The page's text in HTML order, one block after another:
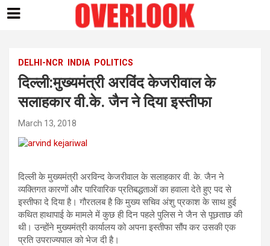
contentDELHI-NCR INDIA POLITICS
दिल्ली:मुख्यमंत्री अरविंद केजरीवाल के
सलाहकार वी.के. जैन ने दिया इस्तीफा
March 13, 2018
दिल्ली के मुख्यमंत्री अरविन्द केजरीवाल के सलाहकार वी. के. जैन ने
व्यक्तिगत कारणों और पारिवारिक प्रतिबद्धताओं का हवाला देते हुए पद से
इस्तीफा दे दिया है। गौरतलब है कि मुख्य सचिव अंशु प्रकाश के साथ हुई
कथित हाथापाई के मामले में कुछ ही दिन पहले पुलिस ने जैन से पूछताछ की
थी। उन्होंने मुख्यमंत्री कार्यालय को अपना इस्तीफा सौंप कर उसकी एक
प्रति उपराज्यपाल को भेज दी है।